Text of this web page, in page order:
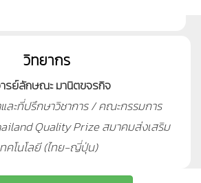
วิทยากร
รย์ลักษณะ มานิตขจรกิจ
ละที่ปรึกษาวิชาการ / คณะกรรมการ
Quality Prize สมาคมส่งเสริม
คโนโลยี (ไทย-ญี่ปุ่น)